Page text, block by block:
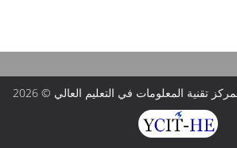
تقنية المعلومات في التعليم العالي © 2026